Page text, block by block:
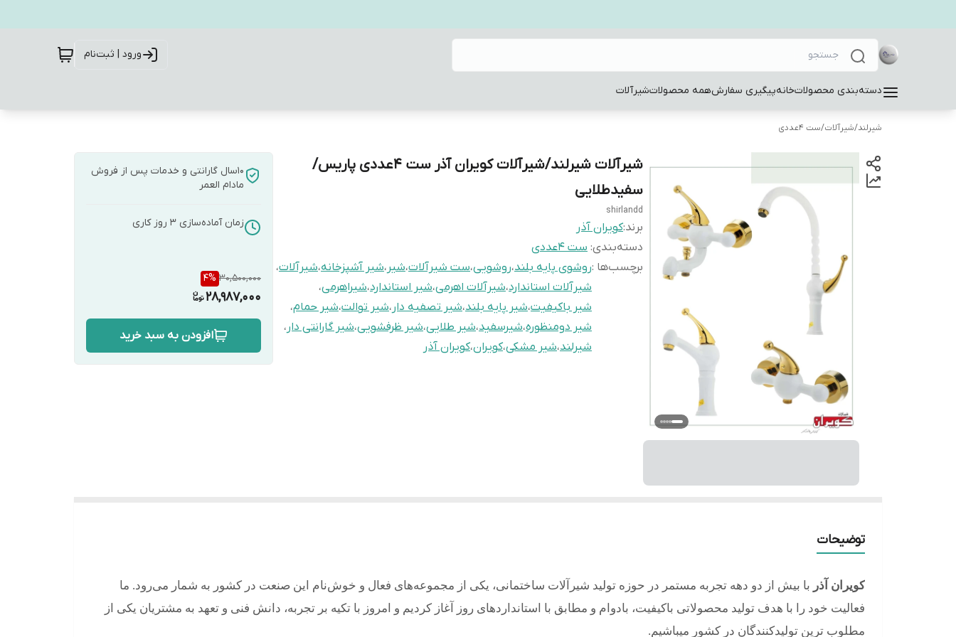
ورود | ثبت‌نام
دسته‌بندی محصولاتخانهپیگیری سفارشهمه محصولاتشیرآلات
شیرلند/شیرآلات/ست 4عددی
شیرآلات شیرلند/شیرآلات کویران آذر ست 4عددی پاریس/
سفیدطلایی
shirlandd
برند:کویران آذر
دسته‌بندی: ست 4عددی
برچسب‌ها :روشوی پایه بلند،روشویی،ست شیرآلات،شیر ،شیر آشپزخانه،شیرآلات،
شیرآلات استاندارد،شیرآلات اهرمی،شیر استاندارد،شیراهرمی،
شیر باکیفیت،شیر پایه بلند،شیر تصفیه دار ،شیر توالت،شیر حمام،
شیر دومنظوره،شیرسفید،شیر طلایی،شیر ظرفشویی،شیر گارانتی دار ،
شیرلند،شیر مشکی،کویران،کویران آذر
10سال گارانتی و خدمات پس از فروش
مادام العمر
زمان آماده‌سازی 3 روز کاری
30,500,000
4%
28,987,000
افزودن به سبد خرید
توضیحات
کویران آذر با بیش از دو دهه تجربه مستمر در حوزه تولید شیرآلات ساختمانی، یکی از مجموعه‌های فعال و خوش‌نام این صنعت در کشور به شمار می‌رود. ما
فعالیت خود را با هدف تولید محصولاتی باکیفیت، بادوام و مطابق با استانداردهای روز آغاز کردیم و امروز با تکیه بر تجربه، دانش فنی و تعهد به مشتریان یکی از
مطلوب ترین تولیدکنندگان در کشور میباشیم.